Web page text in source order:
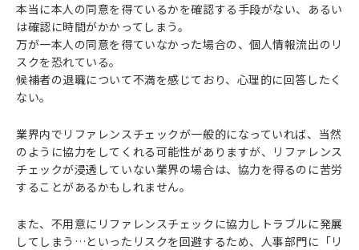
本当に本人の同意を得ているかを確認する手段がない、あるい
は確認に時間がかかってしまう。
万が一本人の同意を得ていなかった場合の、個人情報流出のリ
スクを恐れている。
候補者の退職について不満を感じており、心理的に回答したく
ない。
業界内でリファレンスチェックが一般的になっていれば、当然
のように協力をしてくれる可能性がありますが、リファレンス
チェックが浸透していない業界の場合は、協力を得るのに苦労
することがあるかもしれません。
また、不用意にリファレンスチェックに協力しトラブルに発展
してしまう…といったリスクを回避するため、人事部門に「リ